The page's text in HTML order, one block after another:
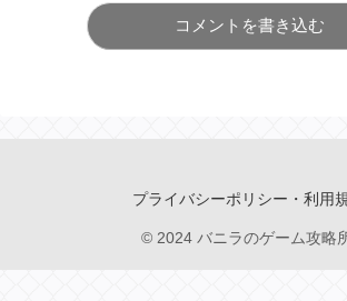
コメントを書き込む
プライバシーポリシー・利用
© 2024 バニラのゲーム攻略